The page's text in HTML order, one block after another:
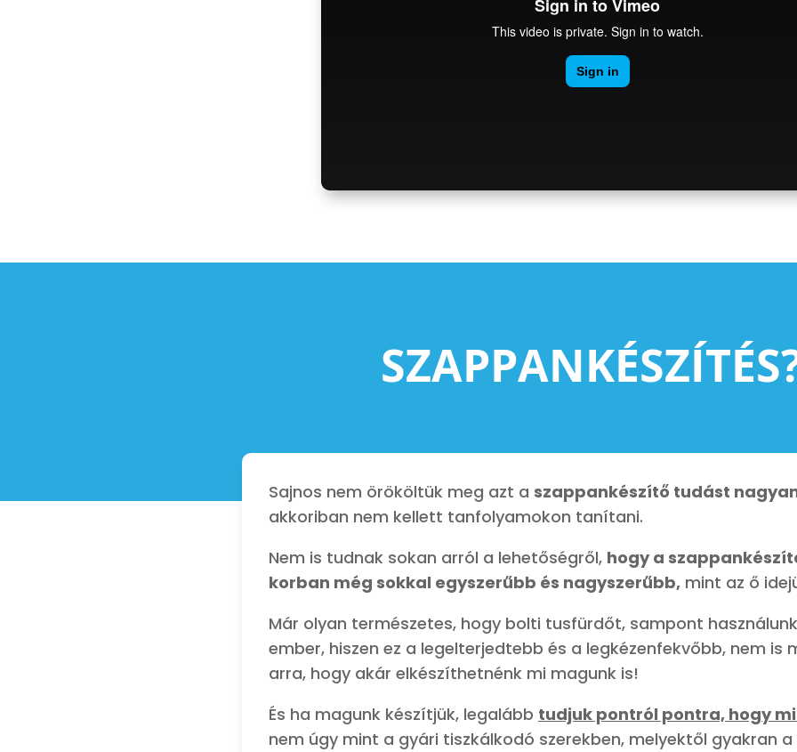
Sajnos nem örököltük meg azt a szappankészítő tudást
akkoriban nem kellett tanfolyamokon tanítani.
Nem is tudnak sokan arról a lehetőségről, hogy a
korban még sokkal egyszerűbb és nagyszerűbb, mint az ő
Már olyan természetes, hogy bolti tusfürdőt, sampont
ember, hiszen ez a legelterjedtebb és a legkézenfekvőbb, nem is
arra, hogy akár elkészíthetnénk mi magunk is!
És ha magunk készítjük, legalább tudjuk pontról pontra, hogy
nem úgy mint a gyári tiszkálkodó szerekben, melyektől gyakran a